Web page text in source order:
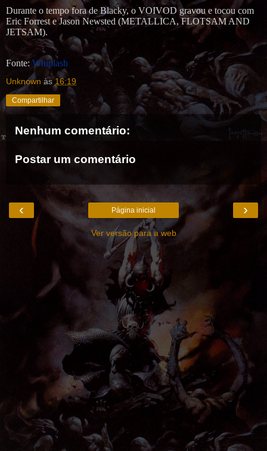
Durante o tempo fora de Blacky, o VOIVOD gravou e tocou com
Eric Forrest e Jason Newsted (METALLICA, FLOTSAM AND
JETSAM).
Fonte: Whiplash
Unknown às16:19
Compartilhar
Nenhum comentário:
Postar um comentário
‹ ›
Página inicial
Ver versão para a web